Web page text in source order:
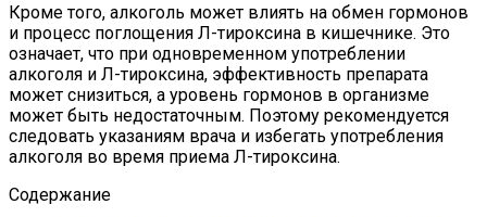
Кроме того, алкоголь может влиять на обмен гормонов
и процесс поглощения Л-тироксина в кишечнике. Это
означает, что при одновременном употреблении
алкоголя и Л-тироксина, эффективность препарата
может снизиться, а уровень гормонов в организме
может быть недостаточным. Поэтому рекомендуется
следовать указаниям врача и избегать употребления
алкоголя во время приема Л-тироксина.
Содержание